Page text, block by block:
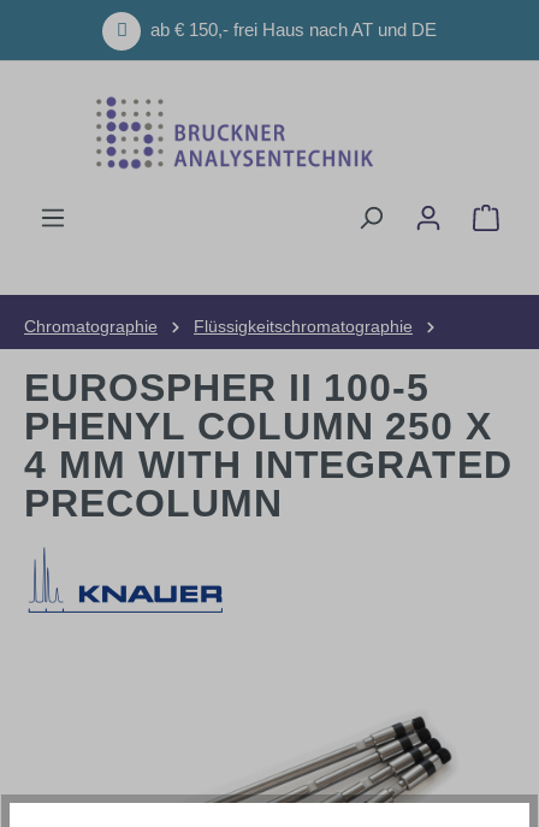
Zum Hauptinhalt springenab € 150,- frei Haus nach AT und DE
Chromatographie
Flüssigkeitschromatographie
EUROSPHER II 100-5
PHENYL COLUMN 250 X
4 MM WITH INTEGRATED
PRECOLUMN